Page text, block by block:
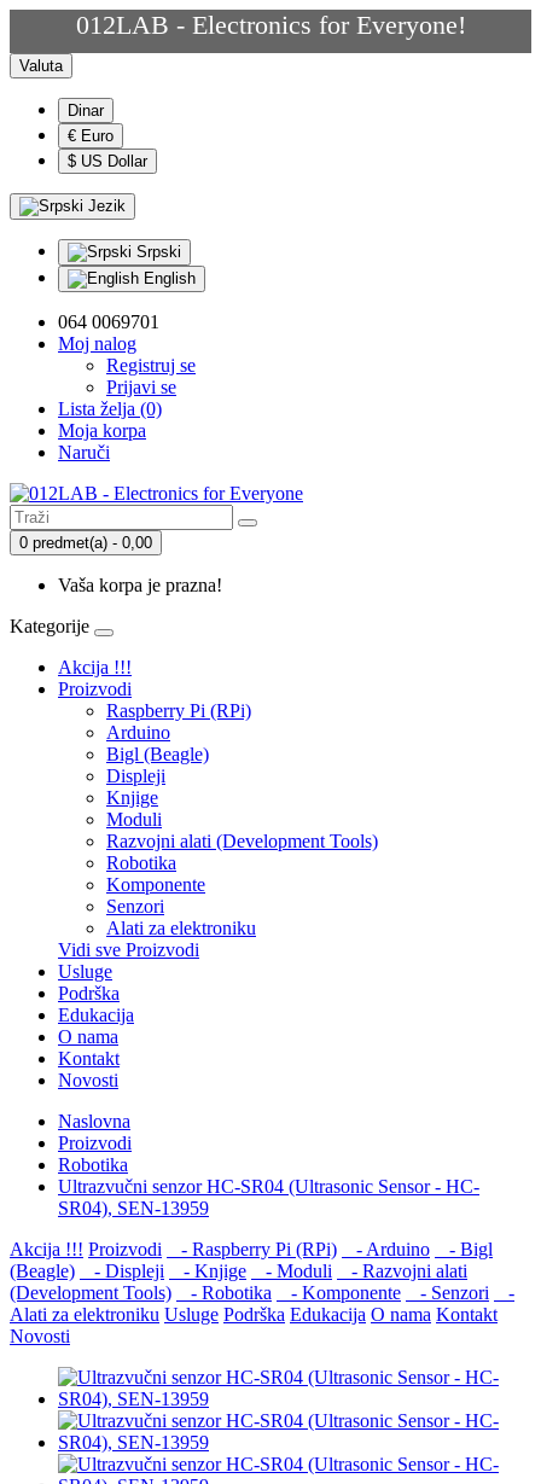
012LAB - Electronics for Everyone!
Valuta
Dinar
€ Euro
$ US Dollar
Jezik
Srpski
English
064 0069701
Moj nalog
Registruj se
Prijavi se
Lista želja (0)
Moja korpa
Naruči
0 predmet(a) - 0,00
Vaša korpa je prazna!
Kategorije
Akcija !!!
Proizvodi
Raspberry Pi (RPi)
Arduino
Bigl (Beagle)
Displеji
Knjige
Moduli
Razvojni alati (Development Tools)
Robotika
Komponente
Senzori
Alati za elektroniku
Vidi sve Proizvodi
Usluge
Podrška
Edukacija
O nama
Kontakt
Novosti
Naslovna
Proizvodi
Robotika
Ultrazvučni senzor HC-SR04 (Ultrasonic Sensor - HC-
SR04), SEN-13959
Akcija !!! Proizvodi - Raspberry Pi (RPi) - Arduino
- Bigl
(Beagle)
- Displеji - Knjige - Moduli
- Razvojni alati
(Development Tools)
- Robotika - Komponente - Senzori
-
Alati za elektroniku Usluge Podrška Edukacija O nama Kontakt
Novosti